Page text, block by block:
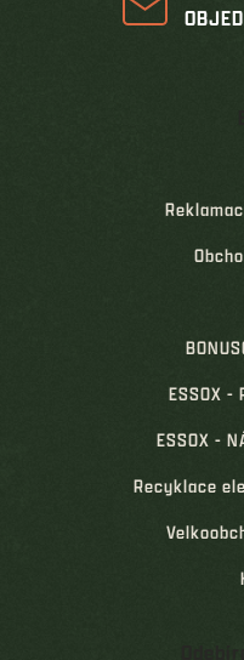
ESSOX -
ESSOX -
Recyklace